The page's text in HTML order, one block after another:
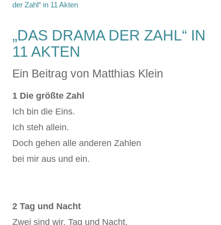
der Zahl“ in 11 Akten
„DAS DRAMA DER ZAHL“ IN
11 AKTEN
Ein Beitrag von Matthias Klein
1 Die größte Zahl
Ich bin die Eins.
Ich steh allein.
Doch gehen alle anderen Zahlen
bei mir aus und ein.
2 Tag und Nacht
Zwei sind wir, Tag und Nacht.